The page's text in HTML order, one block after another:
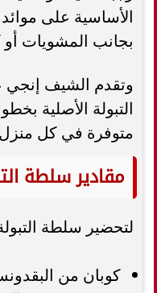
الأساسية على موائد
بجانب المشويات
وتقدم الشيف
التبولة الأصلية
متوفرة في كل
مقادير سلطة
لتحضير سلطة
كوبان من